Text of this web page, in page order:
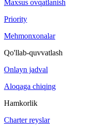
Maxsus ovqatlanish
Priority
Mehmonxonalar
Qo'llab-quvvatlash
Onlayn jadval
Aloqaga chiqing
Hamkorlik
Charter reyslar